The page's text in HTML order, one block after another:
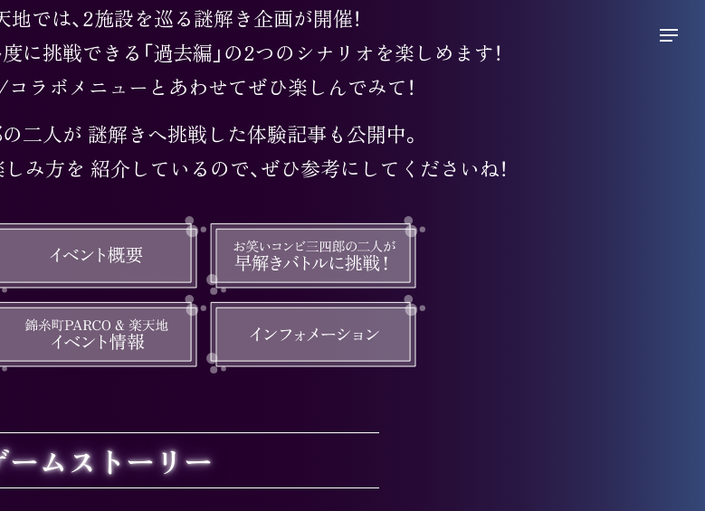
では、2施設を巡る謎解き企画が開催！
に挑戦できる「過去編」の2つのシナリオを楽しめます！
ラボメニューと あわせてぜひ楽しんでみて！
二人が 謎解きへ挑戦した体験記事も公開中。
み方を 紹介しているので、ぜひ参考にしてくださいね！
ームストーリー